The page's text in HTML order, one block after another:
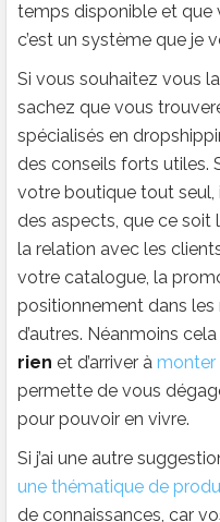
temps disponible et que
c’est un système que je
Si vous souhaitez vous
sachez que vous
spécialisés en
des conseils forts utiles.
votre boutique tout seul,
des aspects, que ce soit
la relation avec les
votre catalogue, la
positionnement dans
d’autres. Néanmoins
rien et d’arriver à monter
permette de vous
pour pouvoir en vivre.
Si j’ai une autre
une thématique de
de connaissances, car